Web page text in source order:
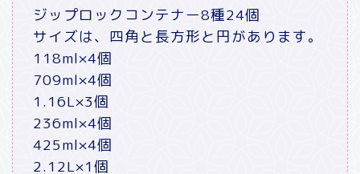
ジップロックコンテナー8種24個
サイズは、四角と長方形と円があります。
118ml×4個
709ml×4個
1.16L×3個
236ml×4個
425ml×4個
2.12L×1個